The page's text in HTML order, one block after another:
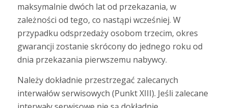
maksymalnie dwóch lat od przekazania, w
zależności od tego, co nastąpi wcześniej. W
przypadku odsprzedaży osobom trzecim, okres
gwarancji zostanie skrócony do jednego roku od
dnia przekazania pierwszemu nabywcy.
Należy dokładnie przestrzegać zalecanych
interwałów serwisowych (Punkt XIII). Jeśli zalecane